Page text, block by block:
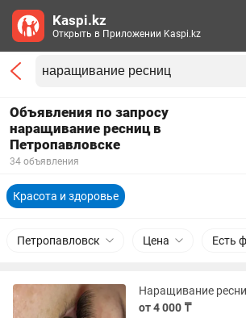
Объявления по запросу
наращивание ресниц в
Петропавловске
34 объявления
Красота и здоровье
Петропавловск Цена Есть
Наращивание
от 4 000 ₸
Kaspi.kz
Открыть в Приложении Kaspi.kz